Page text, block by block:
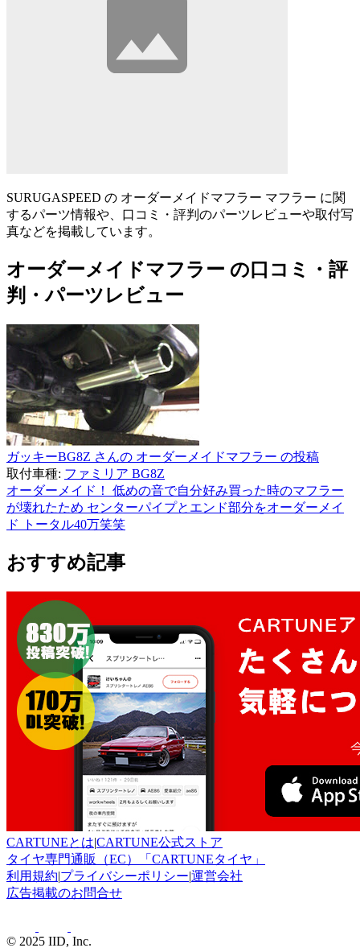
SURUGASPEED の オーダーメイドマフラー マフラー に関
するパーツ情報や、口コミ・評判のパーツレビューや取付写
真などを掲載しています。
オーダーメイドマフラー の口コミ・評
判・パーツレビュー
ガッキーBG8Z さんの オーダーメイドマフラー の投稿
取付車種: ファミリア BG8Z
オーダーメイド！ 低めの音で自分好み買った時のマフラー
が壊れたため センターパイプとエンド部分をオーダーメイ
ド トータル40万笑笑
おすすめ記事
CARTUNEとは|CARTUNE公式ストア
タイヤ専門通販（EC）「CARTUNEタイヤ」
利用規約|プライバシーポリシー|運営会社
広告掲載のお問合せ
© 2025 IID, Inc.